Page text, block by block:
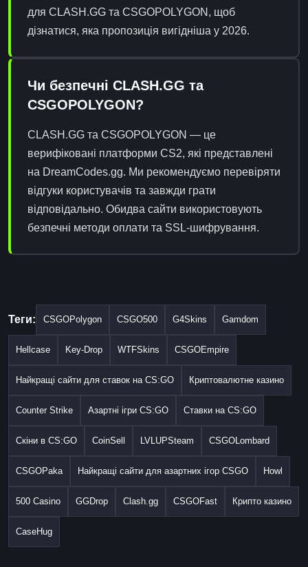
для CLASH.GG та CSGOPOLYGON, щоб
дізнатися, яка пропозиція вигідніша у 2026.
Чи безпечні CLASH.GG та
CSGOPOLYGON?
CLASH.GG та CSGOPOLYGON — це
верифіковані платформи CS2, які представлені
на DreamCodes.gg. Ми рекомендуємо перевіряти
відгуки користувачів та завжди грати
відповідально. Обидва сайти використовують
безпечні методи оплати та SSL-шифрування.
Теги: CSGOPolygon CSGO500 G4Skins Gamdom
Hellcase Key-Drop WTFSkins CSGOEmpire
Найкращі сайти для ставок на CS:GO Криптовалютне казино
Counter Strike Азартні ігри CS:GO Ставки на CS:GO
Скіни в CS:GO CoinSell LVLUPSteam CSGOLombard
CSGOPaka Найкращі сайти для азартних ігор CSGO Howl
500 Casino GGDrop Clash.gg CSGOFast Крипто казино
CaseHug